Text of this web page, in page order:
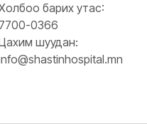
барих утас:
7700-0366
шуудан: